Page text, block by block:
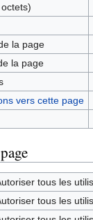
la page
la page
vers cette page
tous les
tous les